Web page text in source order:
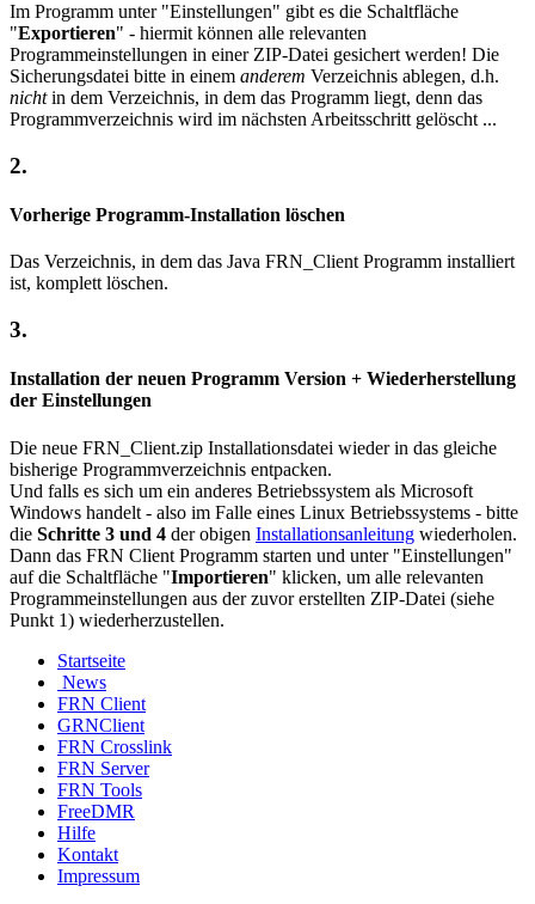
Im Programm unter "Einstellungen" gibt es die Schaltfläche
"Exportieren" - hiermit können alle relevanten
Programmeinstellungen in einer ZIP-Datei gesichert werden! Die
Sicherungsdatei bitte in einem anderem Verzeichnis ablegen, d.h.
nichtin dem Verzeichnis, in dem das Programm liegt, denn das
Programmverzeichnis wird im nächsten Arbeitsschritt gelöscht ...
2.
Vorherige Programm-Installation löschen
Das Verzeichnis, in dem das Java FRN_Client Programm installiert
ist, komplett löschen.
3.
Installation der neuen Programm Version + Wiederherstellung
der Einstellungen
Die neue FRN_Client.zip Installationsdatei wieder in das gleiche
bisherige Programmverzeichnis entpacken.
Und falls es sich um ein anderes Betriebssystem als Microsoft
Windows handelt - also im Falle eines Linux Betriebssystems - bitte
die Schritte 3 und 4 der obigen Installationsanleitung wiederholen.
Dann das FRN Client Programm starten und unter "Einstellungen"
auf die Schaltfläche "Importieren" klicken, um alle relevanten
Programmeinstellungen aus der zuvor erstellten ZIP-Datei (siehe
Punkt 1) wiederherzustellen.
Startseite
News
FRN Client
GRNClient
FRN Crosslink
FRN Server
FRN Tools
FreeDMR
Hilfe
Kontakt
Impressum